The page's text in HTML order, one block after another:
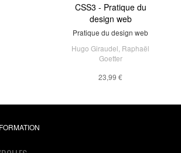
CSS3 - Pratique du
design web
Pratique du design web
Hugo Giraudel Raphaël
Goetter
23,99 €
Git par la pratique
A book apart n°17
David Demaree
10,99 €